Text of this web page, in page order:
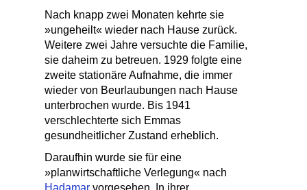
Nach knapp zwei Monaten kehrte sie
»ungeheilt« wieder nach Hause zurück.
Weitere zwei Jahre versuchte die Familie,
sie daheim zu betreuen. 1929 folgte eine
zweite stationäre Aufnahme, die immer
wieder von Beurlaubungen nach Hause
unterbrochen wurde. Bis 1941
verschlechterte sich Emmas
gesundheitlicher Zustand erheblich.
Daraufhin wurde sie für eine
»planwirtschaftliche Verlegung« nach